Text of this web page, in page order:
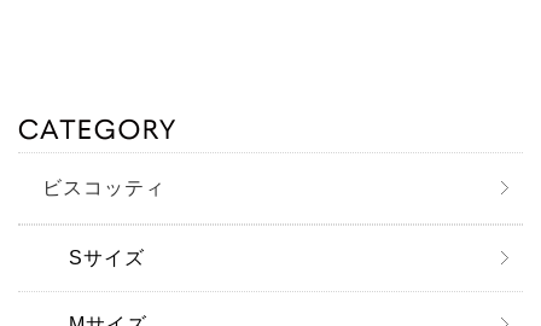
ビスコッティ
Sサイズ